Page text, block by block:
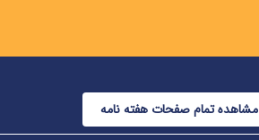
مشاهده تمام صفحات هفته نامه